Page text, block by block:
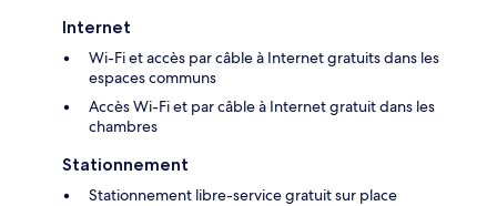
Internet
Wi-Fi et accès par câble à Internet gratuits dans les
espaces communs
Accès Wi-Fi et par câble à Internet gratuit dans les
chambres
Stationnement
Stationnement libre-service gratuit sur place